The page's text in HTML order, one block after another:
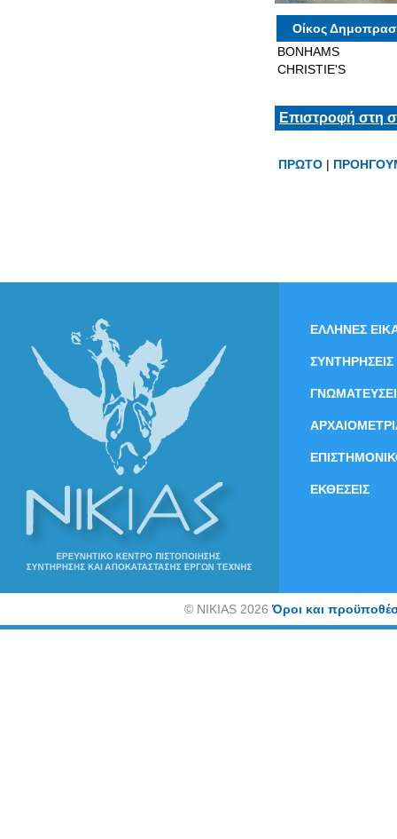
Οίκος
BONHAMS
CHRISTIE'S
Επιστροφή στη
ΠΡΩΤΟ |
ΕΛΛΗΝΕΣ
ΣΥΝΤΗΡΗΣΕΙΣ
ΕΚΘΕΣΕΙΣ
©NIKIAS 2026Όροι και